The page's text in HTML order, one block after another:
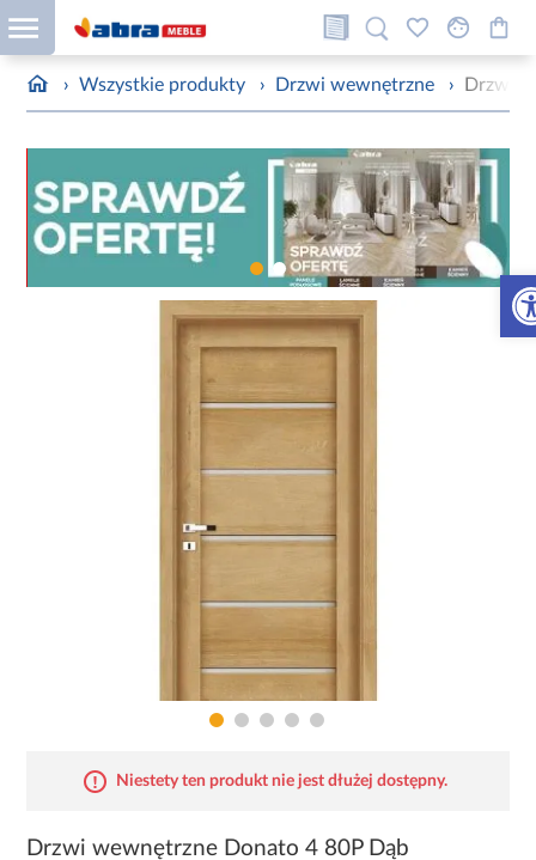
› Wszystkie produkty › Drzwi wewnętrzne › Drzwi
Niestety ten produkt nie jest dłużej dostępny.
Drzwi wewnętrzne Donato 4 80P Dąb